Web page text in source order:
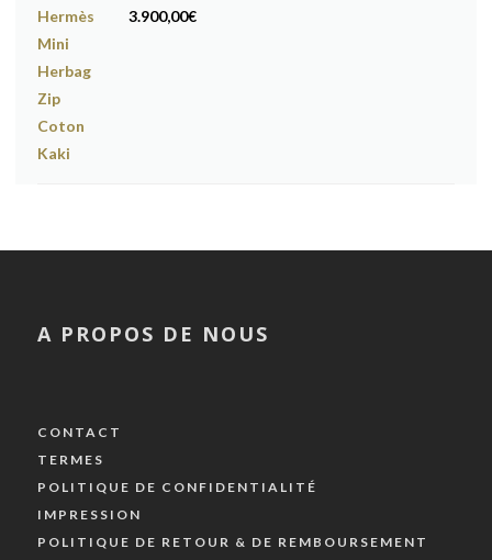
3.900,00€
A PROPOS DE NOUS
CONTACT
TERMES
POLITIQUE DE CONFIDENTIALITÉ
IMPRESSION
POLITIQUE DE RETOUR & DE REMBOURSEMENT